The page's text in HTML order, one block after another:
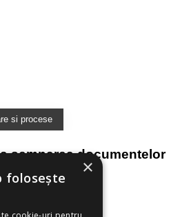
si procese
semnarea documentelor
×
folosește